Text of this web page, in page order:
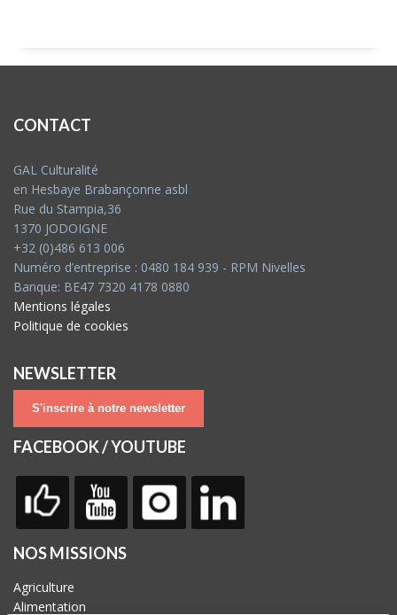
CONTACT
GAL Culturalité
en Hesbaye Brabançonne asbl
Rue du Stampia,36
1370 JODOIGNE
+32 (0)486 613 006
Numéro d’entreprise : 0480 184 939 - RPM Nivelles
Banque: BE47 7320 4178 0880
Mentions légales
Politique de cookies
NEWSLETTER
S'inscrire à notre newsletter
FACEBOOK / YOUTUBE
NOS MISSIONS
Agriculture
Alimentation